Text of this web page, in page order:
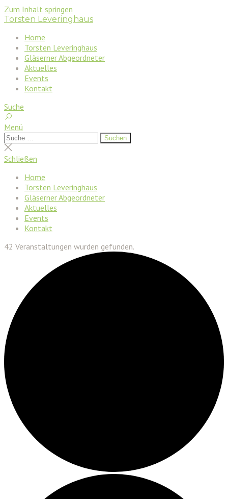
Zum Inhalt springen
Torsten Leveringhaus
Home
Torsten Leveringhaus
Gläserner Abgeordneter
Aktuelles
Events
Kontakt
Suche
Menü
Suchen
nach:
Suchen
Suche
schließen
Schließen
Home
Torsten Leveringhaus
Gläserner Abgeordneter
Aktuelles
Events
Kontakt
42 Veranstaltungen wurden gefunden.